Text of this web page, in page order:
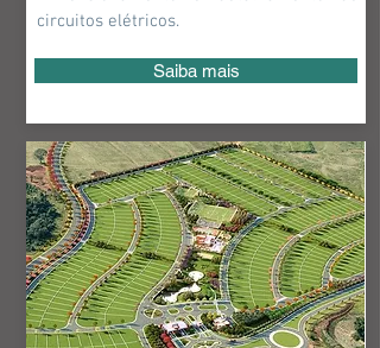
circuitos elétricos.
Saiba mais